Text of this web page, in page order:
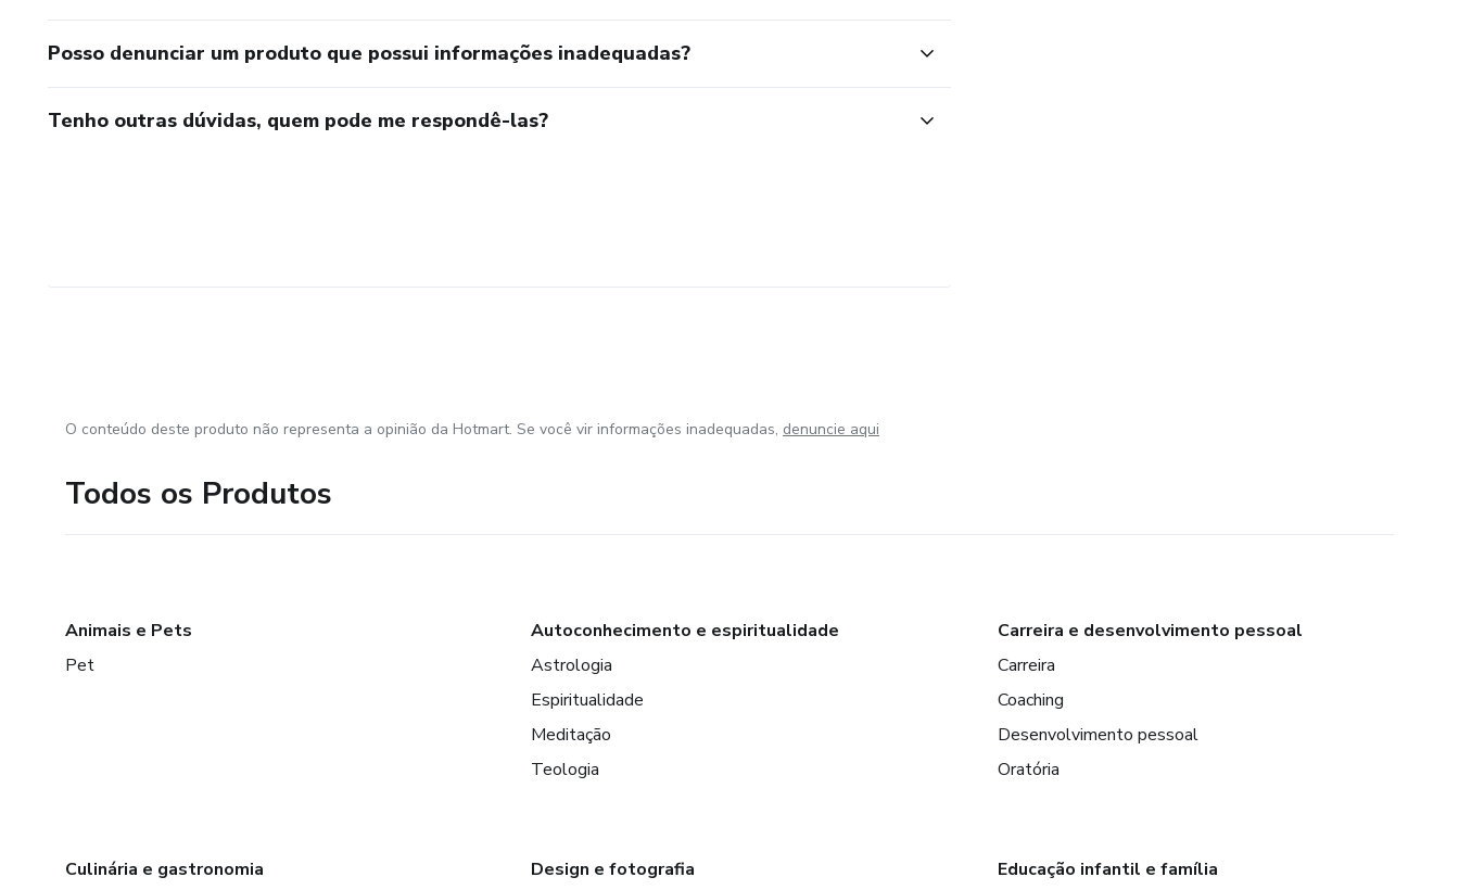
Posso denunciar um produto que possui informações inadequadas?
Tenho outras dúvidas, quem pode me respondê-las?
O conteúdo deste produto não representa a opinião da Hotmart. Se você vir informações inadequadas, denuncie aqui
Todos os Produtos
Animais e Pets
Pet
Autoconhecimento e espiritualidade
Astrologia
Espiritualidade
Meditação
Teologia
Carreira e desenvolvimento pessoal
Carreira
Coaching
Desenvolvimento pessoal
Oratória
Culinária e gastronomia
Design e fotografia
Educação infantil e família